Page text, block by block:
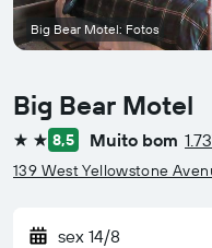
Big Bear Motel
2 estrelas
8,5 Muito bom
139 West Yellowstone
sex 14/8
Big Bear Motel: Fotos